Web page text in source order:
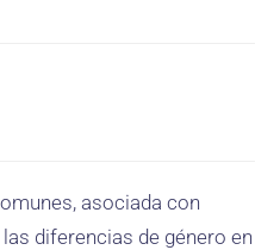
asociada con
diferencias de género en